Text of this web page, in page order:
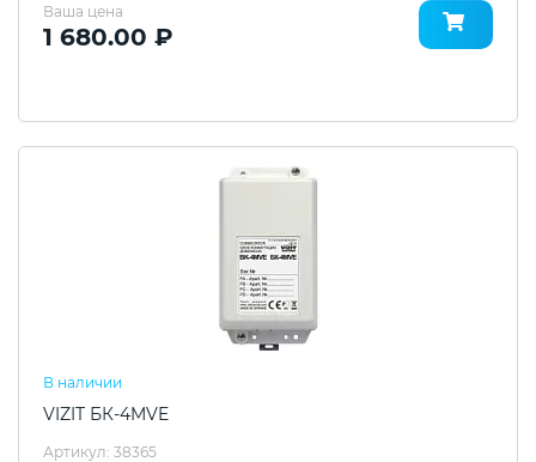
Ваша цена
1 680.00 ₽
В наличии
VIZIT БК-4MVE
Артикул: 38365